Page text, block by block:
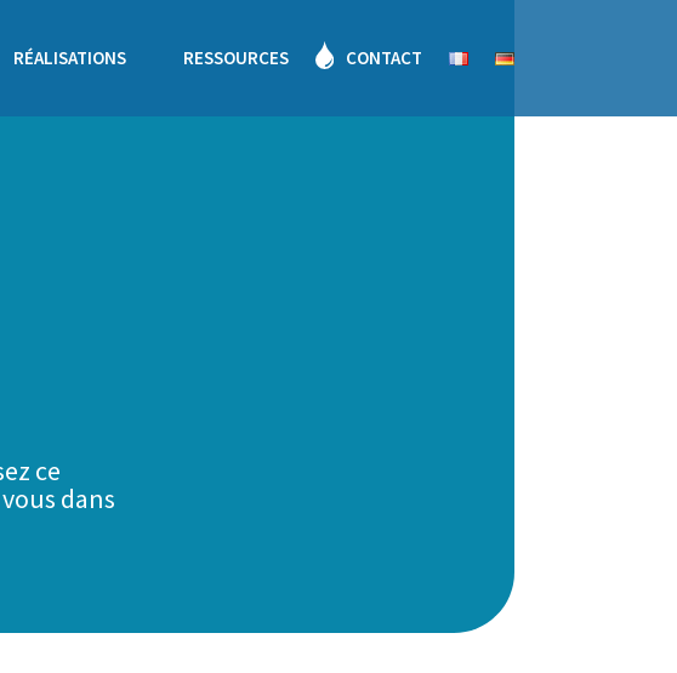
RÉALISATIONS RESSOURCES CONTACT
ce
dans